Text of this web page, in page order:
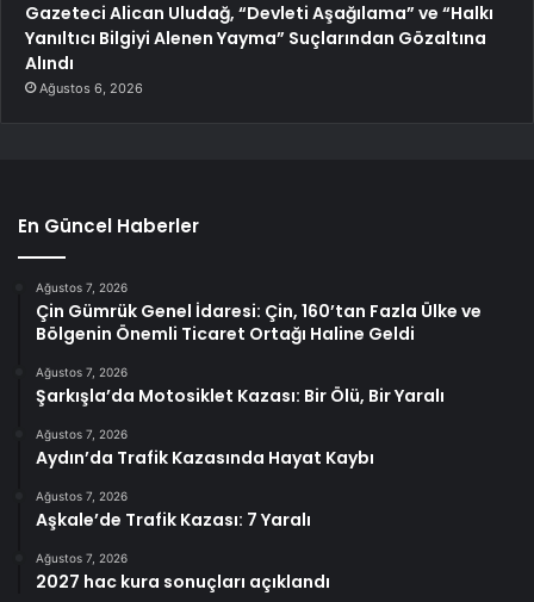
Gazeteci Alican Uludağ, “Devleti Aşağılama” ve “Halkı
Yanıltıcı Bilgiyi Alenen Yayma” Suçlarından Gözaltına
Alındı
Ağustos 6, 2026
En Güncel Haberler
Ağustos 7, 2026
Çin Gümrük Genel İdaresi: Çin, 160’tan Fazla Ülke ve
Bölgenin Önemli Ticaret Ortağı Haline Geldi
Ağustos 7, 2026
Şarkışla’da Motosiklet Kazası: Bir Ölü, Bir Yaralı
Ağustos 7, 2026
Aydın’da Trafik Kazasında Hayat Kaybı
Ağustos 7, 2026
Aşkale’de Trafik Kazası: 7 Yaralı
Ağustos 7, 2026
2027 hac kura sonuçları açıklandı